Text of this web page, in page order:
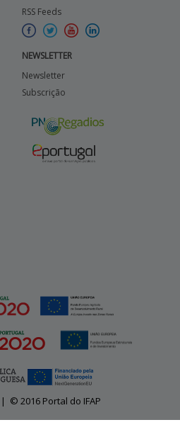
RSS Feeds
NEWSLETTER
Newsletter
Subscrição
| © 2016 Portal do IFAP